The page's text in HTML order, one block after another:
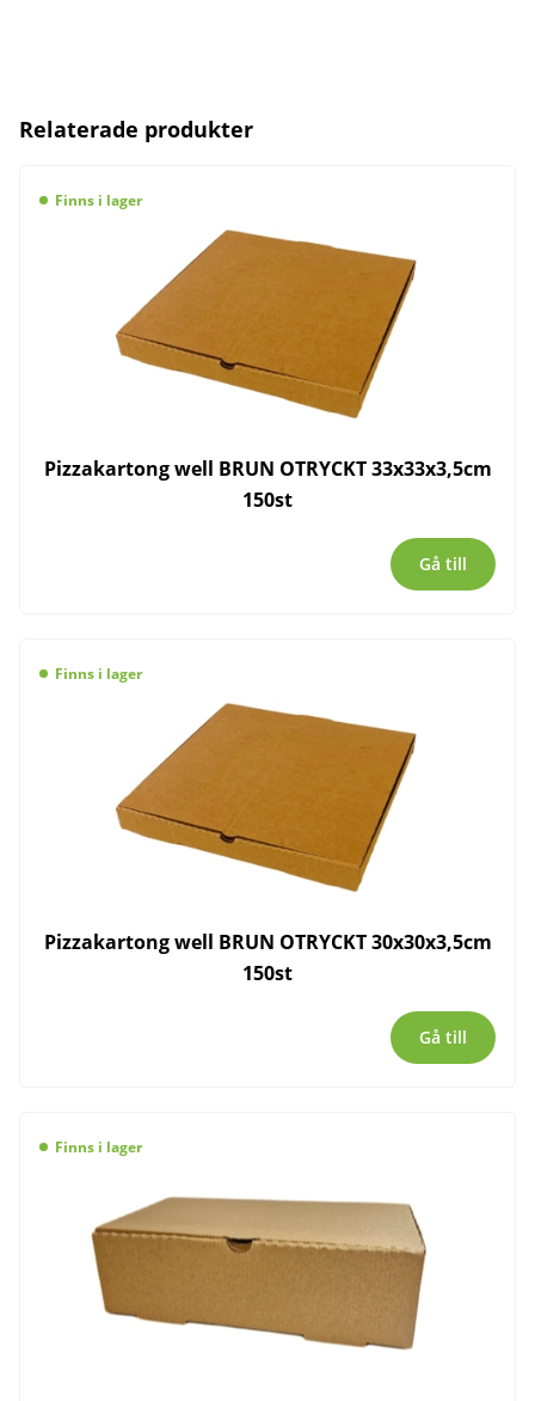
Relaterade produkter
Finns i lager
Pizzakartong well BRUN OTRYCKT 33x33x3,5cm
150st
Gå till
Finns i lager
Pizzakartong well BRUN OTRYCKT 30x30x3,5cm
150st
Gå till
Finns i lager